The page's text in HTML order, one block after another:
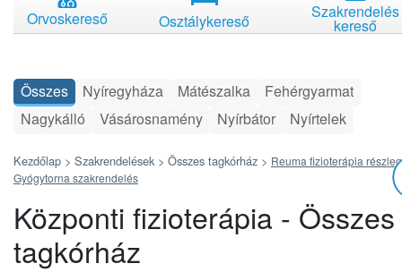
Orvoskereső Osztálykereső Szakrendelés
kereső
Összes Nyíregyháza Mátészalka
Fehérgyarmat
Nagykálló
Vásárosnamény Nyírbátor Nyírtelek
Kezdőlap > Szakrendelések > Összes tagkórház > Reuma fizioterápia részleg
Gyógytorna szakrendelés
Központi fizioterápia - Összes
tagkórház